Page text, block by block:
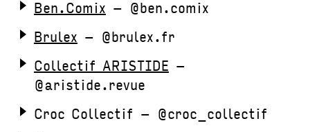
Ben.Comix – @ben.comix
Brulex – @brulex.fr
Collectif ARISTIDE –
@aristide.revue
Croc Collectif – @croc_collectif